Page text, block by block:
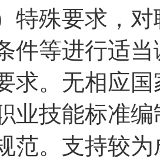
特殊要求，
件等进行适
求。无相应
业技能标准
范。支持较